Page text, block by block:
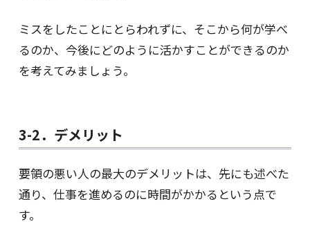
ミスをしたことにとらわれずに、そこから何が学べ
るのか、今後にどのように活かすことができるのか
を考えてみましょう。
3-2．デメリット
要領の悪い人の最大のデメリットは、先にも述べた
通り、仕事を進めるのに時間がかかるという点で
す。